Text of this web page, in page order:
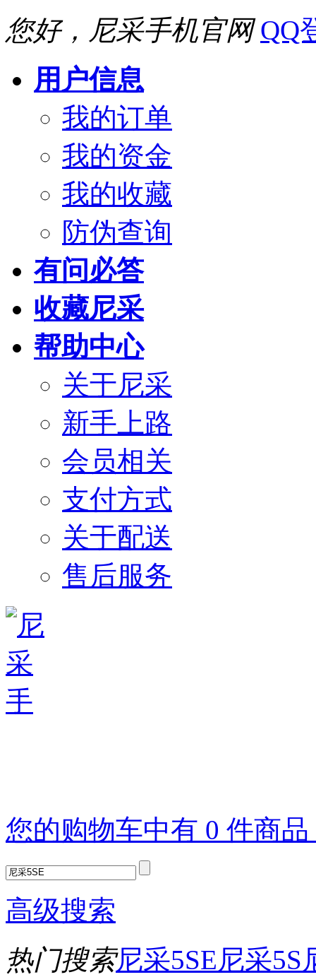
您好，尼采手机官网 QQ
用户信息
我的订单
我的资金
我的收藏
防伪查询
有问必答
收藏尼采
帮助中心
关于尼采
新手上路
会员相关
支付方式
关于配送
售后服务
您的购物车中有 0 件商
高级搜索
热门搜索尼采5SE尼采5S